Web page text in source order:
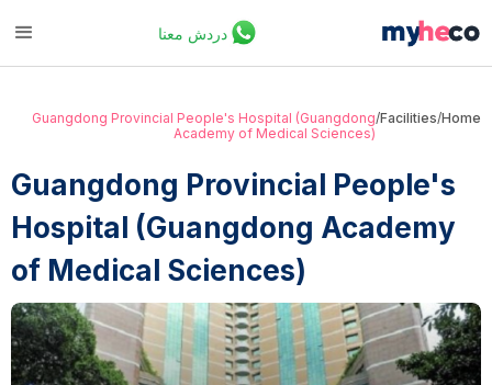
دردش معنا
Home
/
Facilities
/
Guangdong Provincial People's Hospital (Guangdong
Academy of Medical Sciences)
Guangdong Provincial People's
Hospital (Guangdong Academy
of Medical Sciences)